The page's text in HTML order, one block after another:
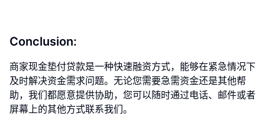
Conclusion:
商家现金垫付贷款是一种快速融资方式，能够在紧急情况下
及时解决资金需求问题。无论您需要急需资金还是其他帮
助，我们都愿意提供协助，您可以随时通过电话、邮件或者
屏幕上的其他方式联系我们。